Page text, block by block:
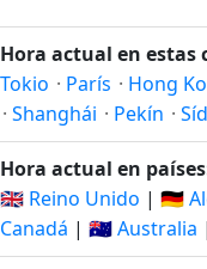
Hora actual en estas
Tokio · París · Hong
· Shanghái · Pekín ·
Hora actual en
🇬🇧 Reino Unido | 🇩🇪
Canadá | 🇦🇺 Australia |